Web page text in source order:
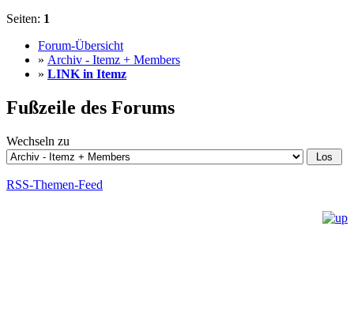
Seiten: 1
Forum-Übersicht
» Archiv - Itemz + Members
» LINK in Itemz
Fußzeile des Forums
Wechseln zu
RSS-Themen-Feed